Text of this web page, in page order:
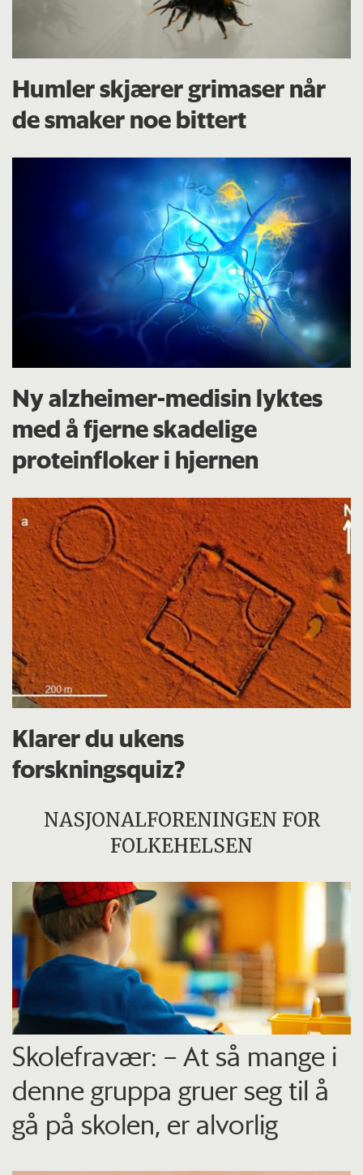
Humler skjærer grimaser når
de smaker noe bittert
Ny alzheimer-medisin lyktes
med å fjerne skadelige
proteinfloker i hjernen
Klarer du ukens
forskningsquiz?
NASJONALFORENINGEN FOR
FOLKEHELSEN
Skolefravær: – At så mange i
denne gruppa gruer seg til å
gå på skolen, er alvorlig